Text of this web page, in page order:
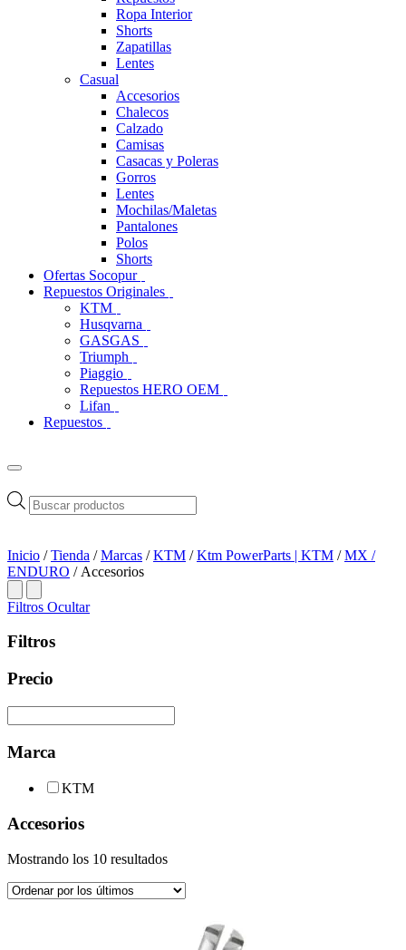
Ropa Interior
Shorts
Zapatillas
Lentes
Casual
Accesorios
Chalecos
Calzado
Camisas
Casacas y Poleras
Gorros
Lentes
Mochilas/Maletas
Pantalones
Polos
Shorts
Ofertas Socopur
Repuestos Originales
KTM
Husqvarna
GASGAS
Triumph
Piaggio
Repuestos HERO OEM
Lifan
Repuestos
Búsqueda
de
Inicio /Tienda /Marcas /KTM /Ktm PowerParts | KTM /MX /
ENDURO / Accesorios
Filtros Ocultar
Filtros
Precio
Marca
KTM
Accesorios
Mostrando los 10 resultadosOrdenado
los